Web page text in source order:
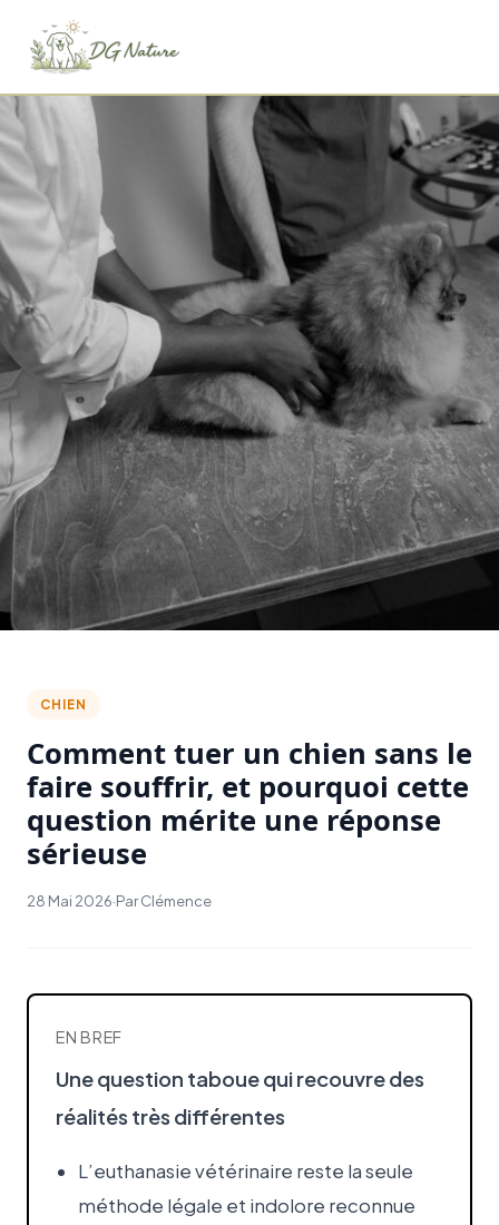
CHIEN
Comment tuer un chien sans le
faire souffrir, et pourquoi cette
question mérite une réponse
sérieuse
28 Mai 2026·Par Clémence
EN BREF
Une question taboue qui recouvre des
réalités très différentes
L’euthanasie vétérinaire reste la seule
méthode légale et indolore reconnue